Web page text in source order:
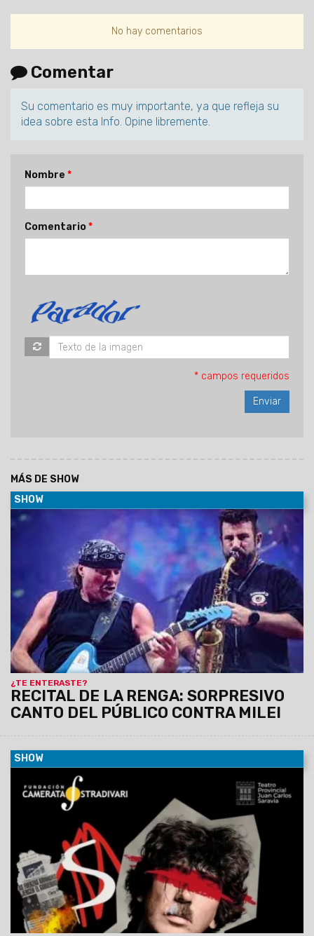
No hay comentarios
Comentar
Su comentario es muy importante, ya que refleja su
idea sobre esta Info. Opine libremente.
Nombre
Comentario
* campos requeridos
MÁS DE SHOW
SHOW
¿TE ENTERASTE?
RECITAL DE LA RENGA: SORPRESIVO
CANTO DEL PÚBLICO CONTRA MILEI
07/01/2024
La banda tuvo su recital en Racing que duró
alrededor de tres horas con alrededor de 30 canciones y
esto pasó cuando el público se refirió al presidente.
SHOW
11/07/2023 El miércoles 12 de julio a las 20, la Camerata
Stradivari ofrecerá un nuevo concierto en el marco de los
homenajes a grandes compositores argentinos. El mismo
tendrá lugar en el Teatro Provincial “Juan Carlos Saravia”